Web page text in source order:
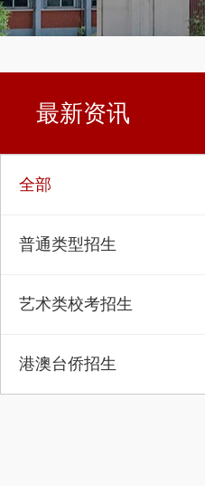
最新资讯
全部
普通类型招生
艺术类校考招生
港澳台侨招生